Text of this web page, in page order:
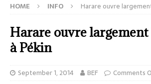
HOME INFO Harare ouvre
Harare ouvre largement
à Pékin
September 1, 2014 BEF Comments